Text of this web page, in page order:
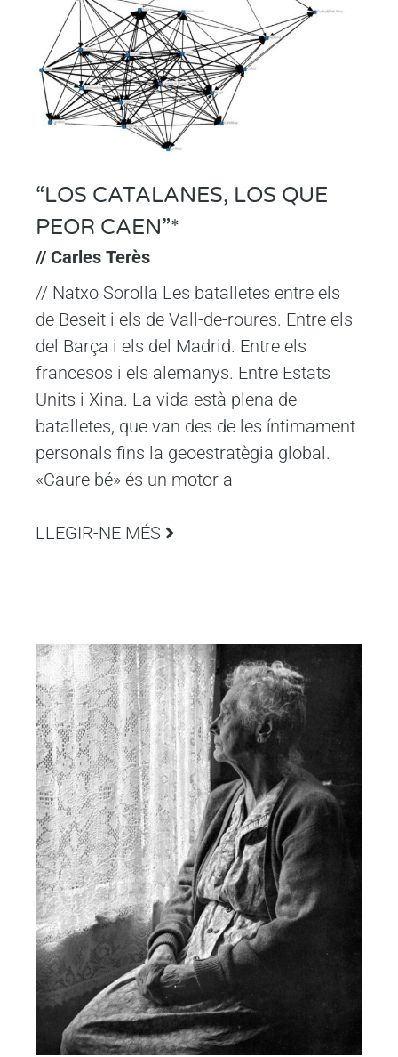
“LOS CATALANES, LOS QUE
PEOR CAEN”*
// Carles Terès
// Natxo Sorolla Les batalletes entre els
de Beseit i els de Vall-de-roures. Entre els
del Barça i els del Madrid. Entre els
francesos i els alemanys. Entre Estats
Units i Xina. La vida està plena de
batalletes, que van des de les íntimament
personals fins la geoestratègia global.
«Caure bé» és un motor a
LLEGIR-NE MÉS